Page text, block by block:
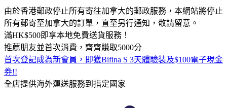
由於香港郵政停止所有寄往加拿大的郵政服務，本網站將停止
所有郵寄至加拿大的訂單，直至另行通知，敬請留意。
滿HK$500即享本地免費送貨服務！
推薦朋友並首次消費，齊齊賺取5000分
首次登記成為新會員，即獲Bifina S 3天體驗裝及$100電子現金
券!!
全店提供海外運送服務到指定國家